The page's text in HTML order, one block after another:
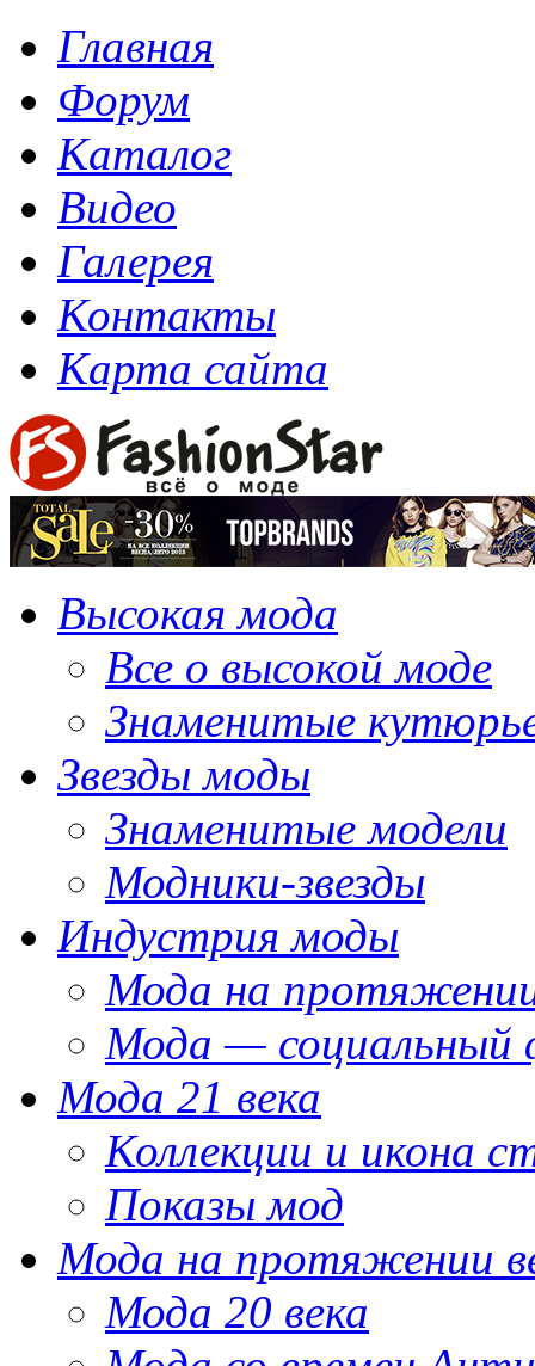
Главная
Форум
Каталог
Видео
Галерея
Контакты
Карта сайта
Высокая мода
Все о высокой моде
Знаменитые
Звезды моды
Знаменитые модели
Модники-звезды
Индустрия моды
Мода на
Мода — социальный
Мода 21 века
Коллекции и икона
Показы мод
Мода на протяжении
Мода 20 века